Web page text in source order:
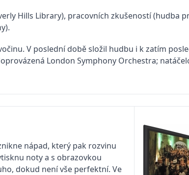
Hills Library), pracovních zkušeností (hudba
V poslední době složil hudbu i k zatím
London Symphony Orchestra;
nápad, který pak rozvinu
noty a s obrazovkou
dokud není vše perfektní. Ve